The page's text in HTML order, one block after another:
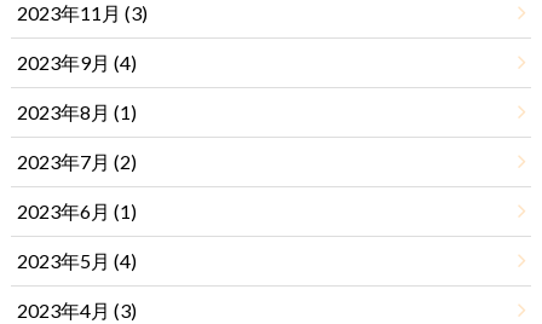
2023年11月 (3)
2023年9月 (4)
2023年8月 (1)
2023年7月 (2)
2023年6月 (1)
2023年5月 (4)
2023年4月 (3)